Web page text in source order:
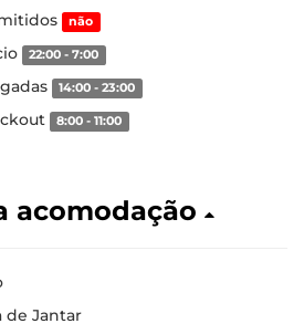
não
22:00 - 7:00
14:00 - 23:00
8:00 - 11:00
acomodação
de Jantar